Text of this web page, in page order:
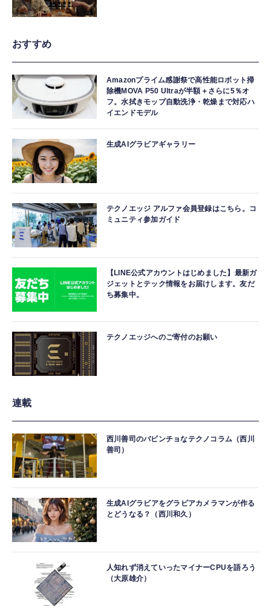
おすすめ
Amazonプライム感謝祭で高性能ロボット掃
除機MOVA P50 Ultraが半額＋さらに5％オ
フ。水拭きモップ自動洗浄・乾燥まで対応ハ
イエンドモデル
生成AIグラビアギャラリー
テクノエッジ アルファ会員登録はこちら。コ
ミュニティ参加ガイド
【LINE公式アカウントはじめました】最新ガ
ジェットとテック情報をお届けします。友だ
ち募集中。
テクノエッジへのご寄付のお願い
連載
西川善司のバビンチョなテクノコラム（西川
善司）
生成AIグラビアをグラビアカメラマンが作る
とどうなる？（西川和久）
人知れず消えていったマイナーCPUを語ろう
（大原雄介）